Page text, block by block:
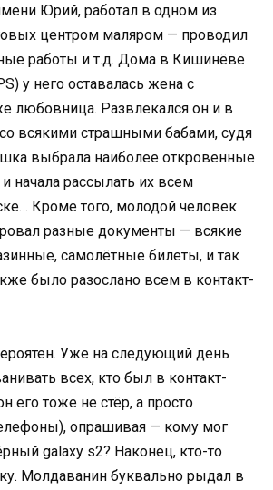
Юрий, работал в одном из
центром маляром — проводил
работы и т.д. Дома в Кишинёве
у него оставалась жена с
любовница. Развлекался он и в
всякими страшными бабами, судя
выбрала наиболее откровенные
начала рассылать их всем
Кроме того, молодой человек
разные документы — всякие
самолётные билеты, и так
было разослано всем в контакт-
Уже на следующий день
всех, кто был в контакт-
его тоже не стёр, а просто
опрашивая — кому мог
galaxy s2? Наконец, кто-то
Молдаванин буквально рыдал в